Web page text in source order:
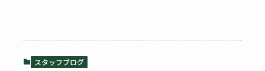
スタッフブログ